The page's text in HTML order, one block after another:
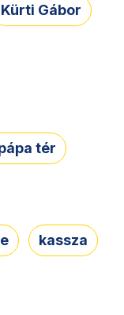
Kürti Gábor
tér
kassza